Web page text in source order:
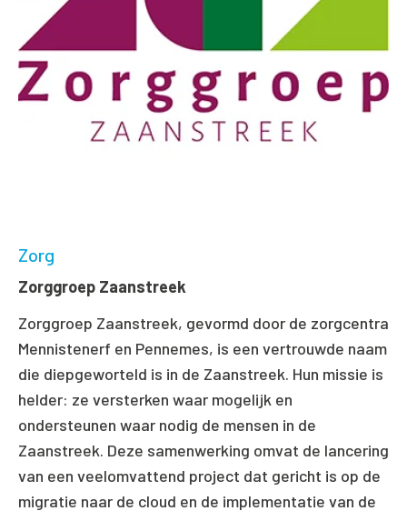
Zorg
Zorggroep Zaanstreek
Zorggroep Zaanstreek, gevormd door de zorgcentra
Mennistenerf en Pennemes, is een vertrouwde naam
die diepgeworteld is in de Zaanstreek. Hun missie is
helder: ze versterken waar mogelijk en
ondersteunen waar nodig de mensen in de
Zaanstreek. Deze samenwerking omvat de lancering
van een veelomvattend project dat gericht is op de
migratie naar de cloud en de implementatie van de